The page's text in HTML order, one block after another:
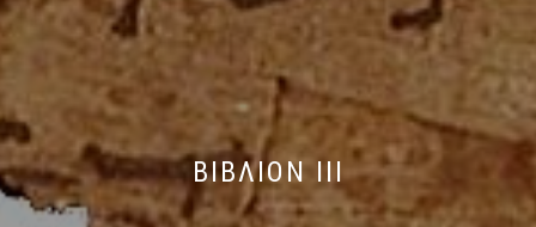
ΒΙΒΛΙΟΝ ΙΙΙ